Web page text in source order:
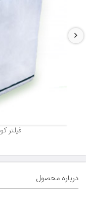
فیلتر
درباره محصول